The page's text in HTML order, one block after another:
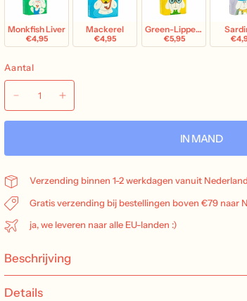
Monkfish Liver
€4,95
Mackerel
€4,95
Green-Lipped Mussel
€5,95
Aantal
IN MAND
Verzending binnen 1-2 werkdagen vanuit Nederland
Gratis verzending bij bestellingen boven €79 naar
ja, we leveren naar alle EU-landen :)
Beschrijving
Details